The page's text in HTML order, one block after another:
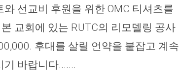
선교비 후원을 위한 OMC 티셔츠를
교회에 있는 RUTC의 리모델링 공사
후대를 살릴 언약을 붙잡고 계속
바랍니다.......